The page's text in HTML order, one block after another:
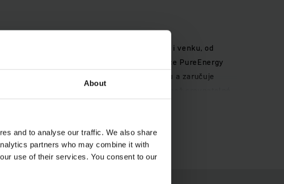
About
and to analyse our traffic. We also share
partners who may combine it with
use of their services. You consent to our
vhodné ke všestrannému použití uvnitř i venku, od
břemen s vysokou hmotností. Koncepce PureEnergy
systémem výrazně snižuje spotřebu a zaručuje
pro řidiče, který je na trhu dostupný. Další
koncepcí a intuitivním ovládáním jsou vozíky EFG